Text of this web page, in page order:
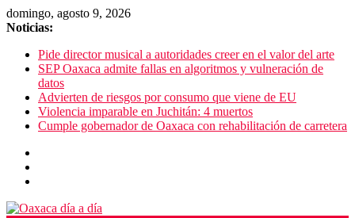
domingo, agosto 9, 2026
Noticias:
Pide director musical a autoridades creer en el valor del arte
SEP Oaxaca admite fallas en algoritmos y vulneración de
datos
Advierten de riesgos por consumo que viene de EU
Violencia imparable en Juchitán: 4 muertos
Cumple gobernador de Oaxaca con rehabilitación de carretera